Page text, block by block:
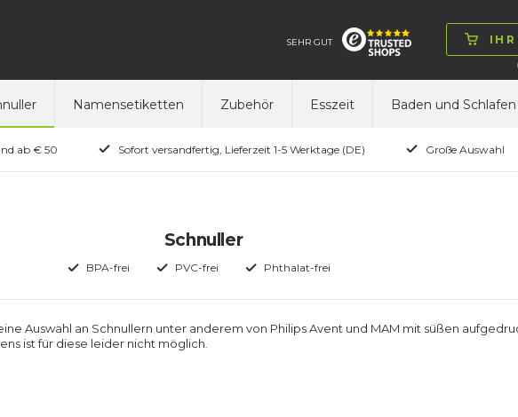
SEHR GUT
Namensetiketten Zubehör Esszeit Baden und Schlafen
ab € 50 Sofort versandfertig, Lieferzeit 1-5 Werktage (DE) Große Auswahl
Schnuller
BPA-frei PVC-frei Phthalat-frei
Auswahl an Schnullern unter anderem von Philips Avent und MAM mit süßen
ist für diese leider nicht möglich.